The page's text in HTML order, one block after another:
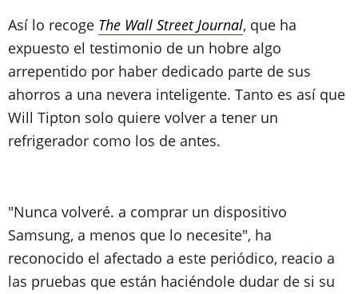
Así lo recoge The Wall Street Journal, que ha
expuesto el testimonio de un hobre algo
arrepentido por haber dedicado parte de sus
ahorros a una nevera inteligente. Tanto es así que
Will Tipton solo quiere volver a tener un
refrigerador como los de antes.
"Nunca volveré. a comprar un dispositivo
Samsung, a menos que lo necesite", ha
reconocido el afectado a este periódico, reacio a
las pruebas que están haciéndole dudar de si su